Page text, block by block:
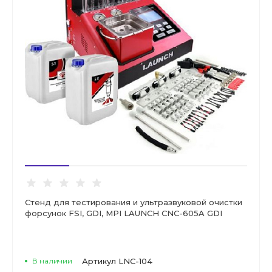
Стенд для тестирования и ультразвуковой очистки
форсунок FSI, GDI, MPI LAUNCH CNC-605A GDI
В наличии Артикул LNC-104